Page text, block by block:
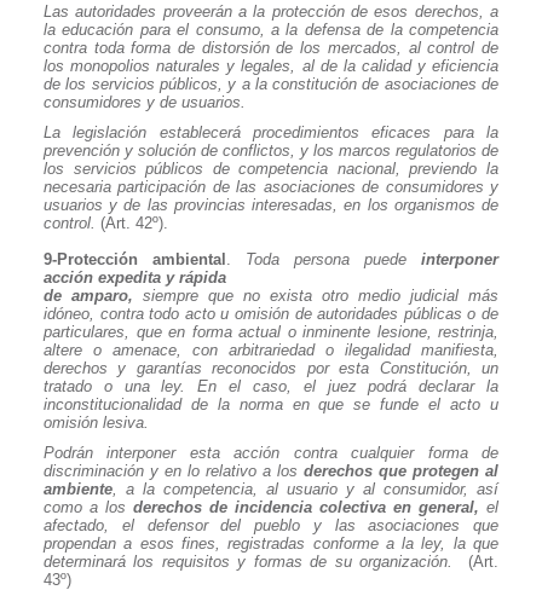
Las autoridades proveerán a la protección de esos derechos, a
la educación para el consumo, a la defensa de la competencia
contra toda forma de distorsión de los mercados, al control de
los monopolios naturales y legales, al de la calidad y eficiencia
de los servicios públicos, y a la constitución de asociaciones de
consumidores y de usuarios.
La legislación establecerá procedimientos eficaces para la
prevención y solución de conflictos, y los marcos regulatorios de
los servicios públicos de competencia nacional, previendo la
necesaria participación de las asociaciones de consumidores y
usuarios y de las provincias interesadas, en los organismos de
control. (Art. 42º).
9-Protección ambiental . Toda persona puede interponer
acción expedita y rápida
de amparo, siempre que no exista otro medio judicial más
idóneo, contra todo acto u omisión de autoridades públicas o de
particulares, que en forma actual o inminente lesione, restrinja,
altere o amenace, con arbitrariedad o ilegalidad manifiesta,
derechos y garantías reconocidos por esta Constitución, un
tratado o una ley. En el caso, el juez podrá declarar la
inconstitucionalidad de la norma en que se funde el acto u
omisión lesiva.
Podrán interponer esta acción contra cualquier forma de
discriminación y en lo relativo a los derechos que protegen al
ambiente, a la competencia, al usuario y al consumidor, así
como a los derechos de incidencia colectiva en general, el
afectado, el defensor del pueblo y las asociaciones que
propendan a esos fines, registradas conforme a la ley, la que
determinará los requisitos y formas de su organización.
(Art.
43º)